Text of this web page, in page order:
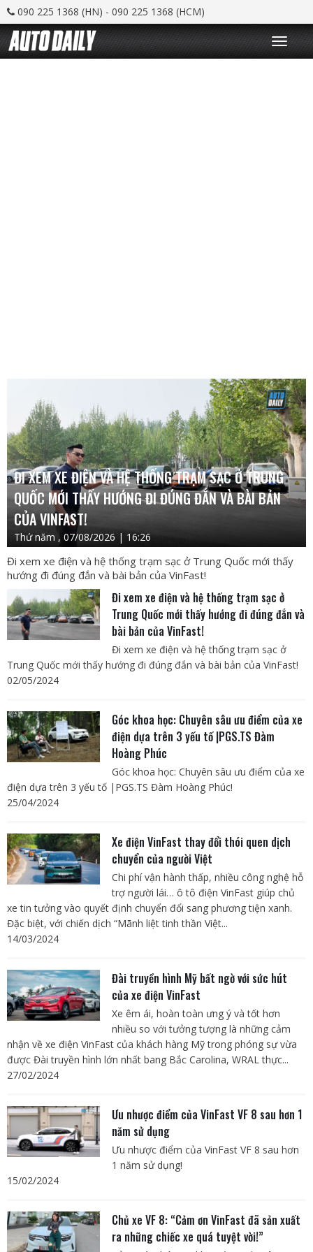
090 225 1368 (HN) - 090 225 1368 (HCM)
T
o
g
ĐI XEM XE ĐIỆN VÀ HỆ THỐNG TRẠM SẠC Ở TRUNG
QUỐC MỚI THẤY HƯỚNG ĐI ĐÚNG ĐẮN VÀ BÀI BẢN
CỦA VINFAST!
Thứ năm , 07/08/2026 | 16:26
Đi xem xe điện và hệ thống trạm sạc ở Trung Quốc mới thấy
hướng đi đúng đắn và bài bản của VinFast!
Đi xem xe điện và hệ thống trạm sạc ở
Trung Quốc mới thấy hướng đi đúng đắn và
bài bản của VinFast!
Đi xem xe điện và hệ thống trạm sạc ở
Trung Quốc mới thấy hướng đi đúng đắn và bài bản của VinFast!
02/05/2024
Góc khoa học: Chuyên sâu ưu điểm của xe
điện dựa trên 3 yếu tố |PGS.TS Đàm
Hoàng Phúc
Góc khoa học: Chuyên sâu ưu điểm của xe
điện dựa trên 3 yếu tố |PGS.TS Đàm Hoàng Phúc!
25/04/2024
Xe điện VinFast thay đổi thói quen dịch
chuyển của người Việt
Chi phí vận hành thấp, nhiều công nghệ hỗ
trợ người lái… ô tô điện VinFast giúp chủ
xe tin tưởng vào quyết định chuyển đổi sang phương tiện xanh.
Đặc biệt, với chiến dịch “Mãnh liệt tinh thần Việt...
14/03/2024
Đài truyền hình Mỹ bất ngờ với sức hút
của xe điện VinFast
Xe êm ái, hoàn toàn ưng ý và tốt hơn
nhiều so với tưởng tượng là những cảm
nhận về xe điện VinFast của khách hàng Mỹ trong phóng sự vừa
được Đài truyền hình lớn nhất bang Bắc Carolina, WRAL thực...
27/02/2024
Ưu nhược điểm của VinFast VF 8 sau hơn 1
năm sử dụng
Ưu nhược điểm của VinFast VF 8 sau hơn
1 năm sử dụng!
15/02/2024
Chủ xe VF 8: “Cảm ơn VinFast đã sản xuất
ra những chiếc xe quá tuyệt vời!”